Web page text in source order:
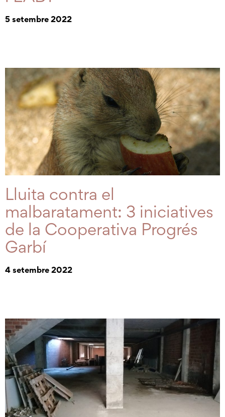
5 setembre 2022
Lluita contra el
malbaratament: 3 iniciatives
de la Cooperativa Progrés
Garbí
4 setembre 2022